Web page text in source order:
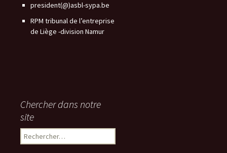
president(@)asbl-sypa.be
RPM tribunal de l’entreprise
de Liège -division Namur
Chercher dans notre
site
Rechercher :